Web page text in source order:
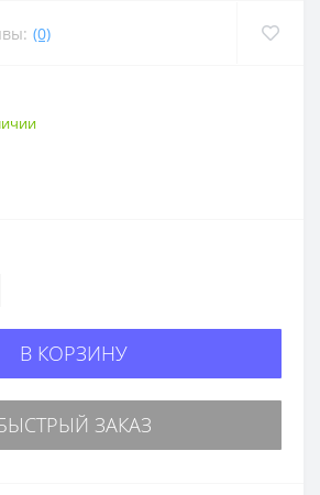
(0)
В КОРЗИНУ
ЗАКАЗ